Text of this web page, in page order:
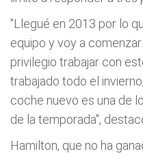
"Llegué en 2013 por lo
equipo y voy a
privilegio trabajar con
trabajado todo el
coche nuevo es una de
de la temporada",
Hamilton, que no ha